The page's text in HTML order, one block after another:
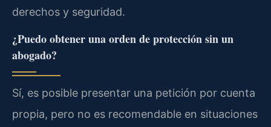
derechos y seguridad.
¿Puedo obtener una orden de protección sin un
abogado?
Sí, es posible presentar una petición por cuenta
propia, pero no es recomendable en situaciones